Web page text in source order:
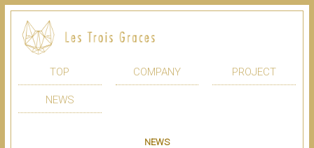
TOP COMPANY PROJECT
NEWS
NEWS